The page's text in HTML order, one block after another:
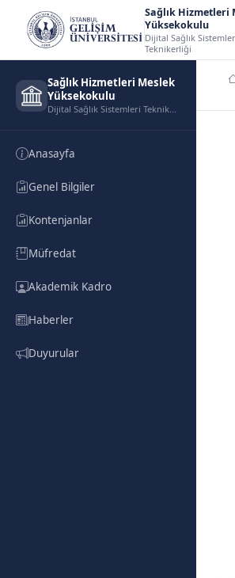
Sağlık Hizmetleri
Yüksekokulu
Dijital Sağlık
Teknikerliği
Sağlık Hizmetleri Meslek
Yüksekokulu
Dijital Sağlık Sistemleri Teknikerliği
Anasayfa
Genel Bilgiler
Kontenjanlar
Müfredat
Akademik Kadro
Haberler
Duyurular